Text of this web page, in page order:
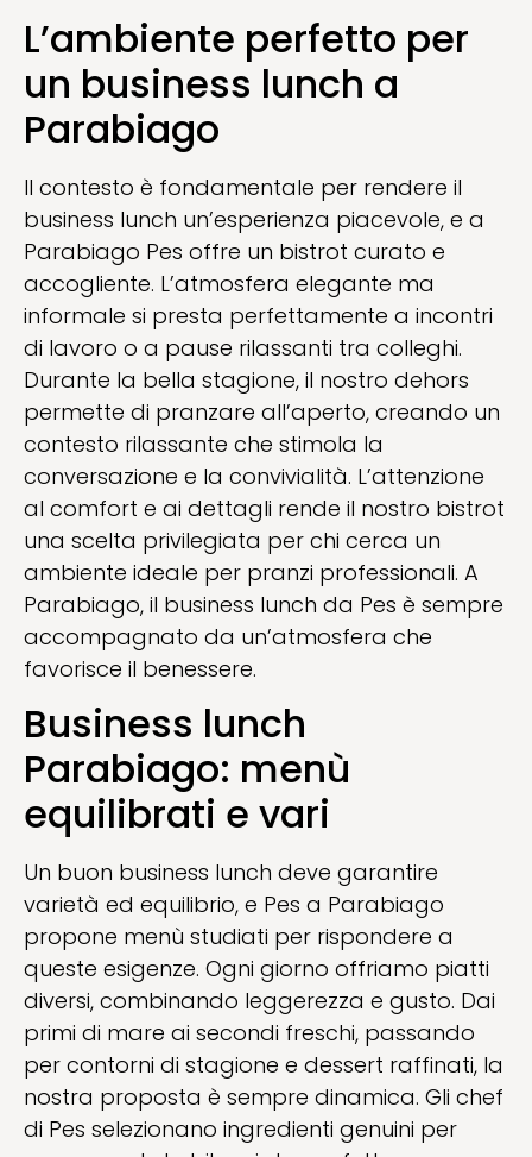
L’ambiente perfetto per
un business lunch a
Parabiago
Il contesto è fondamentale per rendere il
business lunch un’esperienza piacevole, e a
Parabiago Pes offre un bistrot curato e
accogliente. L’atmosfera elegante ma
informale si presta perfettamente a incontri
di lavoro o a pause rilassanti tra colleghi.
Durante la bella stagione, il nostro dehors
permette di pranzare all’aperto, creando un
contesto rilassante che stimola la
conversazione e la convivialità. L’attenzione
al comfort e ai dettagli rende il nostro bistrot
una scelta privilegiata per chi cerca un
ambiente ideale per pranzi professionali. A
Parabiago, il business lunch da Pes è sempre
accompagnato da un’atmosfera che
favorisce il benessere.
Business lunch
Parabiago: menù
equilibrati e vari
Un buon business lunch deve garantire
varietà ed equilibrio, e Pes a Parabiago
propone menù studiati per rispondere a
queste esigenze. Ogni giorno offriamo piatti
diversi, combinando leggerezza e gusto. Dai
primi di mare ai secondi freschi, passando
per contorni di stagione e dessert raffinati, la
nostra proposta è sempre dinamica. Gli chef
di Pes selezionano ingredienti genuini per